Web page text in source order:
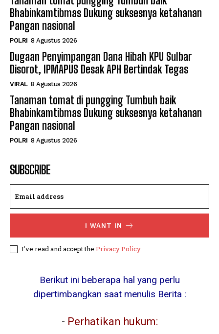
Bhabinkamtibmas Dukung suksesnya ketahanan
Pangan nasional
POLRI 8 Agustus 2026
Dugaan Penyimpangan Dana Hibah KPU Sulbar
Disorot, IPMAPUS Desak APH Bertindak Tegas
VIRAL 8 Agustus 2026
Tanaman tomat di pungging Tumbuh baik
Bhabinkamtibmas Dukung suksesnya ketahanan
Pangan nasional
POLRI 8 Agustus 2026
SUBSCRIBE
I WANT IN
I've read and accept the Privacy Policy.
Berikut ini beberapa hal yang perlu
dipertimbangkan saat menulis Berita :
- Perhatikan hukum: